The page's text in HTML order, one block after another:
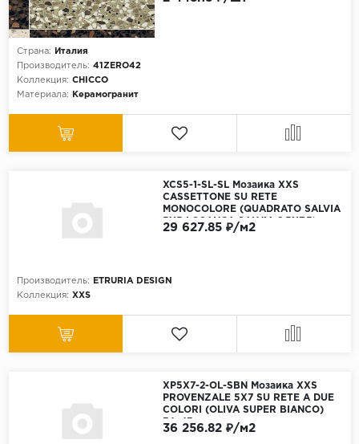
Страна:
Италия
Производитель: 41ZERO42
Коллекция: CHICCO
Материала:
Керамогранит
XCS5-1-SL-SL Мозаика XXS
CASSETTONE SU RETE
MONOCOLORE (QUADRATO SALVIA
5X5 LOSANGA SALVIA 2,5X7,5)
32х39 см
Производитель:
ETRURIA DESIGN
Коллекция: XXS
29 627.85 ₽/м2
XP5X7-2-OL-SBN Мозаика XXS
PROVENZALE 5X7 SU RETE A DUE
COLORI (OLIVA SUPER BIANCO)
34x43 см
36 256.82 ₽/м2